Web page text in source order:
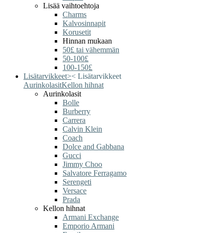
Lisää vaihtoehtoja
Charms
Kalvosinnapit
Korusetit
Hinnan mukaan
50£ tai vähemmän
50-100£
100-150£
Lisätarvikkeet>< Lisätarvikkeet
AurinkolasitKellon hihnat
Aurinkolasit
Bolle
Burberry
Carrera
Calvin Klein
Coach
Dolce and Gabbana
Gucci
Jimmy Choo
Salvatore Ferragamo
Serengeti
Versace
Prada
Kellon hihnat
Armani Exchange
Emporio Armani